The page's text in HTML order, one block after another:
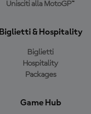
Unisciti alla MotoGP™
Biglietti & Hospitality
Biglietti
Hospitality
Packages
Game Hub